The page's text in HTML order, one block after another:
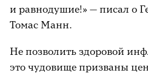
и равнодушие!» — писал о
Томас Манн.
Не позволить здоровой
это чудовище призваны